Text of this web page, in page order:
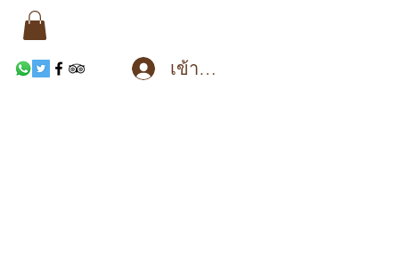
เข้าสู่ระบบ